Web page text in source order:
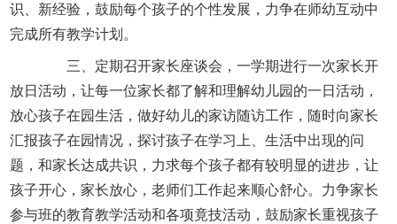
识、新经验，鼓励每个孩子的个性发展，力争在师幼互动中
完成所有教学计划。
三、定期召开家长座谈会，一学期进行一次家长开
放日活动，让每一位家长都了解和理解幼儿园的一日活动，
放心孩子在园生活，做好幼儿的家访随访工作，随时向家长
汇报孩子在园情况，探讨孩子在学习上、生活中出现的问
题，和家长达成共识，力求每个孩子都有较明显的进步，让
孩子开心，家长放心，老师们工作起来顺心舒心。力争家长
参与班的教育教学活动和各项竟技活动，鼓励家长重视孩子